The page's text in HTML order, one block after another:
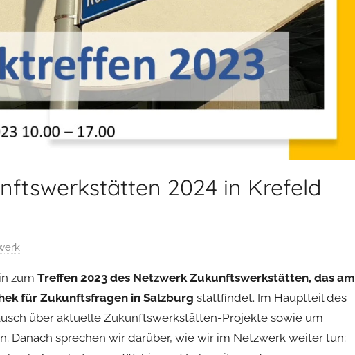
2024 in Krefeld
zum Treffen 2023 des Netzwerk Zukunftswerkstätten, das am
für Zukunftsfragen in Salzburg stattfindet. Im Hauptteil des
über aktuelle Zukunftswerkstätten-Projekte sowie um
Danach sprechen wir darüber, wie wir im Netzwerk weiter tun: